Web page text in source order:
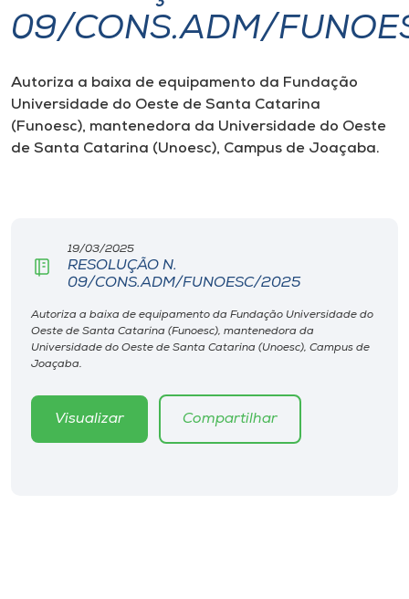
I.nova
Diplomados
Cultura
Biblioteca
Editora
Rádio
Museu
09/CONS.ADM/
Autoriza a baixa de equipamento da Fundação
Universidade do Oeste de Santa Catarina
(Funoesc), mantenedora da Universidade do Oeste
de Santa Catarina (Unoesc), Campus de Joaçaba.
19/03/2025
RESOLUÇÃO N.
09/CONS.ADM/FUNOESC/2025
Autoriza a baixa de equipamento da Fundação Universidade do
Oeste de Santa Catarina (Funoesc), mantenedora da
Universidade do Oeste de Santa Catarina (Unoesc), Campus de
Joaçaba.
Visualizar Compartilhar